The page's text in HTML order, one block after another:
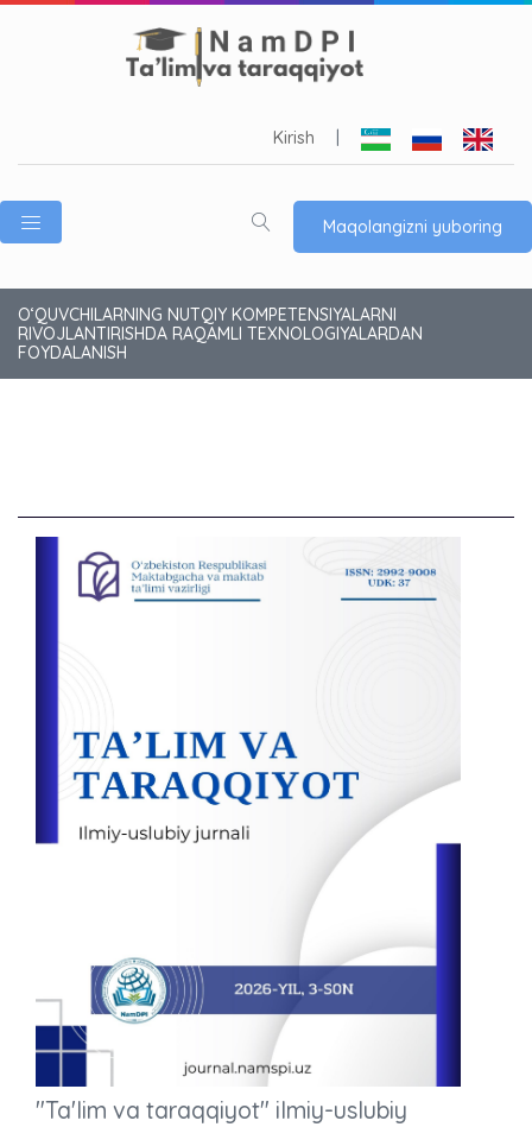
Kirish
Maqolangizni yuboring
O‘QUVCHILARNING NUTQIY KOMPETENSIYALARNI
RIVOJLANTIRISHDA RAQAMLI TEXNOLOGIYALARDAN
FOYDALANISH
"Ta'lim va taraqqiyot" ilmiy-uslubiy